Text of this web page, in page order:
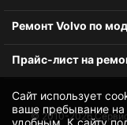
Сайт использует
ваше пребывание
удобным. К cайту
Ремонт Volvo по
Прайс-лист на
© 2010-2026